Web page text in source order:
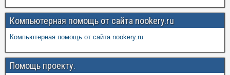
Компьютерная помощь от сайта nookery.ru
Компьютерная помощь от сайта nookery.ru
Помощь проекту.